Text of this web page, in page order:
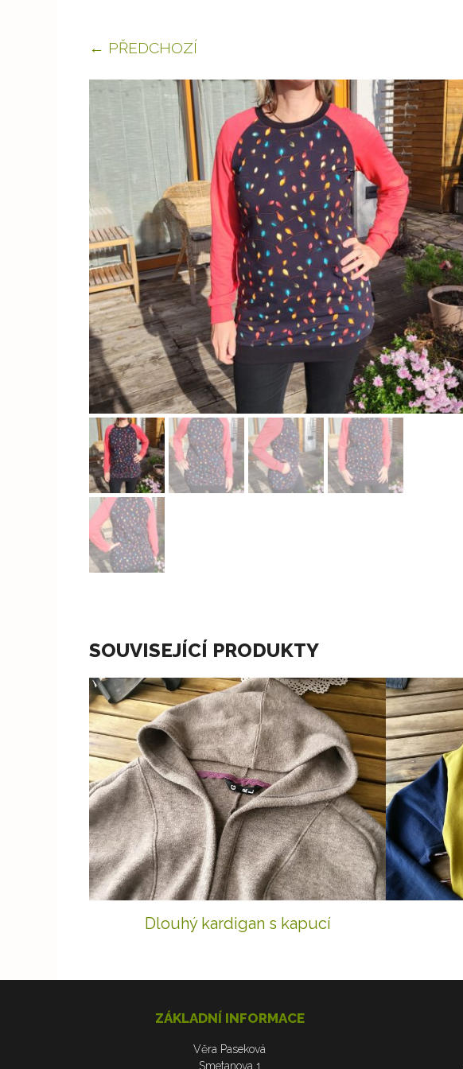
← PŘEDCHOZÍ
SOUVISEJÍCÍ PRODUKTY
Dlouhý kardigan s kapucí
ZÁKLADNÍ INFORMACE
Věra Paseková
Smetanova 1